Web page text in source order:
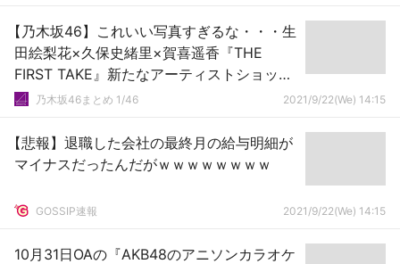
【乃木坂46】これいい写真すぎるな・・・生
田絵梨花×久保史緒里×賀喜遥香『THE
FIRST TAKE』新たなアーティストショット
が公開に！！！！！！
乃木坂46まとめ 1/46 2021/9/22(We) 14:15
【悲報】退職した会社の最終月の給与明細が
マイナスだったんだがｗｗｗｗｗｗｗｗ
GOSSIP速報 2021/9/22(We) 14:15
10月31日OAの『AKB48のアニソンカラオケ